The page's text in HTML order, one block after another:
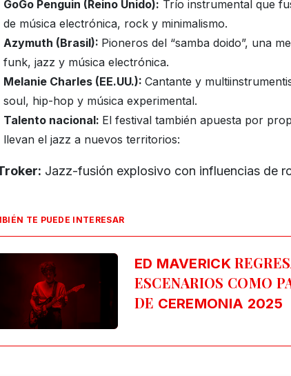
GoGo Penguin (Reino Unido): Trío instrumental que
de música electrónica, rock y minimalismo.
Azymuth (Brasil): Pioneros del “samba doido”, una
funk, jazz y música electrónica.
Melanie Charles (EE.UU.): Cantante y
soul, hip-hop y música experimental.
Talento nacional: El festival también apuesta por
llevan el jazz a nuevos territorios:
Jazz-fusión explosivo con influencias de
TE PUEDE INTERESAR
ED MAVERICK
ESCENARIOS COMO
DE CEREMONIA 2025